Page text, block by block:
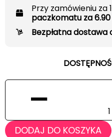
Przy zamówieniu za
paczkomatu za 6.90
Bezpłatna dostawa
−
DODAJ DO KOSZYKA